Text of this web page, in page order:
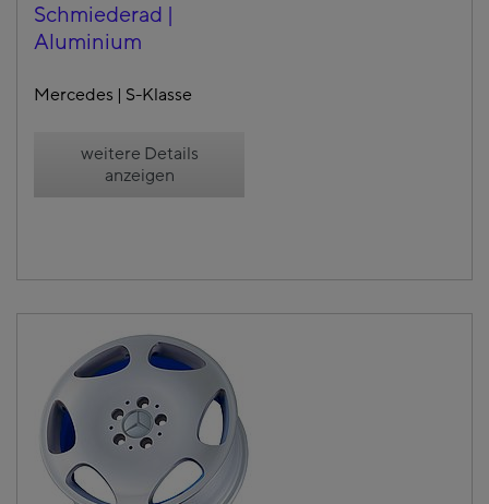
Schmiederad |
Aluminium
Mercedes | S-Klasse
weitere Details
anzeigen